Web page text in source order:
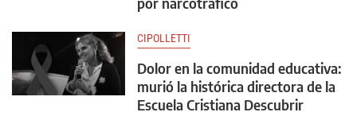
CIPOLLETTI
Dolor en la comunidad educativa:
murió la histórica directora de la
Escuela Cristiana Descubrir